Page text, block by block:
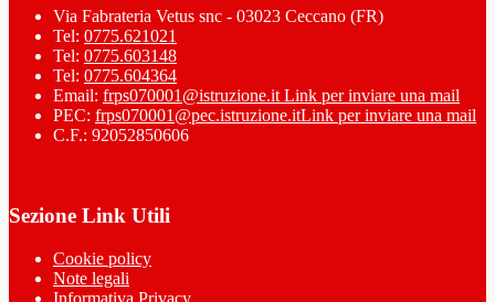
Via Fabrateria Vetus snc - 03023 Ceccano (FR)
Tel: 0775.621021
Tel: 0775.603148
Tel: 0775.604364
Email: frps070001@istruzione.it Link per inviare una mail
PEC: frps070001@pec.istruzione.itLink per inviare una mail
C.F.: 92052850606
Sezione Link Utili
Cookie policy
Note legali
Informativa Privacy